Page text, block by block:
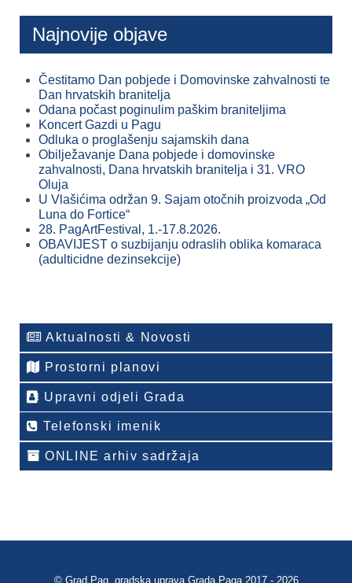
Najnovije objave
Čestitamo Dan pobjede i Domovinske zahvalnosti te
Dan hrvatskih branitelja
Odana počast poginulim paškim braniteljima
Koncert Gazdi u Pagu
Odluka o proglašenju sajamskih dana
Obilježavanje Dana pobjede i domovinske
zahvalnosti, Dana hrvatskih branitelja i 31. VRO
Oluja
U Vlašićima održan 9. Sajam otočnih proizvoda „Od
Luna do Fortice“
28. PagArtFestival, 1.-17.8.2026.
OBAVIJEST o suzbijanju odraslih oblika komaraca
(adulticidne dezinsekcije)
Aktualnosti & Novosti
Prostorni planovi
Upravni odjeli Grada
Telefonski imenik
ONLINE arhiv sadržaja
© Grad Pag, gradska uprava Grada Paga 2017 - 2026